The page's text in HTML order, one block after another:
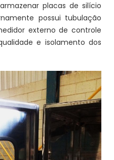
placas de silício
possui tubulação
externo de controle
e isolamento dos